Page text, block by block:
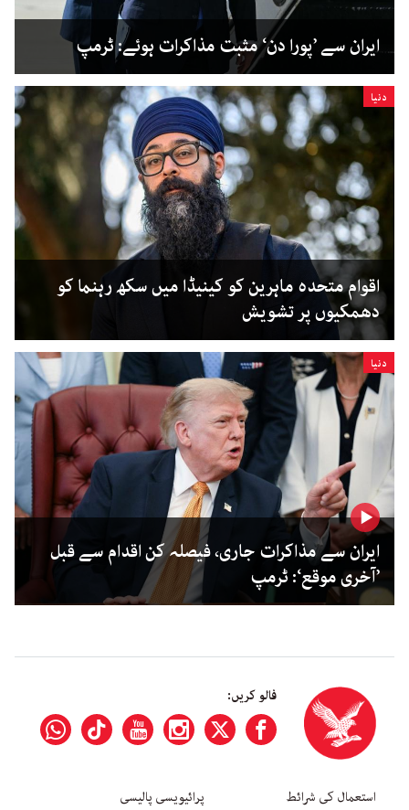
ایران سے ’پورا دن‘ مثبت مذاکرات ہوئے: ٹرمپ
دنیا
اقوام متحدہ ماہرین کو کینیڈا میں سکھ رہنما کو
دھمکیوں پر تشویش
دنیا
ایران سے مذاکرات جاری، فیصلہ کن اقدام سے قبل
’آخری موقع‘: ٹرمپ
فالو کریں:
استعمال کی شرائط پرائیویسی پالیسی